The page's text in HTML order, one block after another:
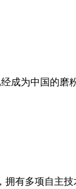
成为中国的
有多项自主